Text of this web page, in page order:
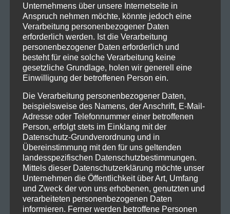
2022_11_07_SticktoyourGuns_L
öwensaalNürnberg_Livesound-8
Unternehmens über unsere Internetseite in
Anspruch nehmen möchte, könnte jedoch eine
Verarbeitung personenbezogener Daten
erforderlich werden. Ist die Verarbeitung
personenbezogener Daten erforderlich und
besteht für eine solche Verarbeitung keine
gesetzliche Grundlage, holen wir generell eine
Einwilligung der betroffenen Person ein.
Die Verarbeitung personenbezogener Daten,
beispielsweise des Namens, der Anschrift, E-Mail-
Adresse oder Telefonnummer einer betroffenen
Person, erfolgt stets im Einklang mit der
Datenschutz-Grundverordnung und in
Übereinstimmung mit den für uns geltenden
landesspezifischen Datenschutzbestimmungen.
Mittels dieser Datenschutzerklärung möchte unser
Unternehmen die Öffentlichkeit über Art, Umfang
und Zweck der von uns erhobenen, genutzten und
verarbeiteten personenbezogenen Daten
informieren. Ferner werden betroffene Personen